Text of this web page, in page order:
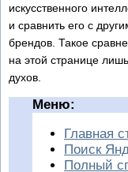
искусственного
и сравнить его с
брендов. Такое
на этой странице
духов.
Меню:
Главная
Поиск
Полный